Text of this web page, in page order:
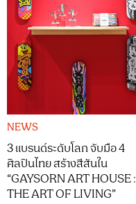
NEWS
3 แบรนด์ระดับโลก จับมือ 4
ศิลปินไทย สร้างสีสันใน
“GAYSORN ART HOUSE :
THE ART OF LIVING”